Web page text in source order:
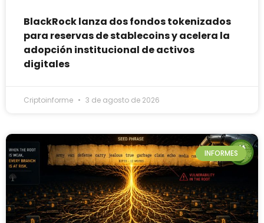
BlackRock lanza dos fondos tokenizados
para reservas de stablecoins y acelera la
adopción institucional de activos
digitales
Criptoinforme 3 de agosto de 2026
INFORMES